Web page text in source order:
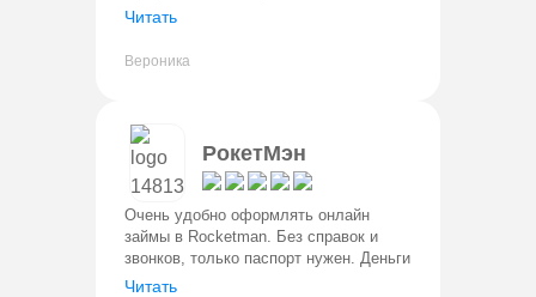
Деньги переводятна карту в тот же
скрытых комиссий. Для оформления
Читать
Вероника
РокетМэн
Очень удобно оформлять онлайн
займы в Rocketman. Без справок и
звонков, только паспорт нужен. Деньги
переводят сразу. Все прозрачно,
Читать